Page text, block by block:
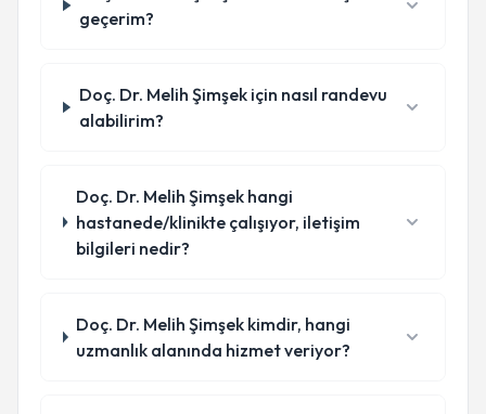
geçerim?
Doç. Dr. Melih Şimşek için nasıl randevu
alabilirim?
Doç. Dr. Melih Şimşek hangi
hastanede/klinikte çalışıyor, iletişim
bilgileri nedir?
Doç. Dr. Melih Şimşek kimdir, hangi
uzmanlık alanında hizmet veriyor?